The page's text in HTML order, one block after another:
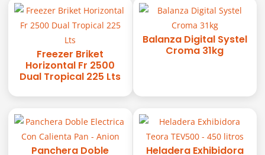
Freezer Briket
Horizontal Fr 2500
Dual Tropical 225 Lts
Balanza Digital Systel
Croma 31kg
Panchera Doble
Heladera Exhibidora